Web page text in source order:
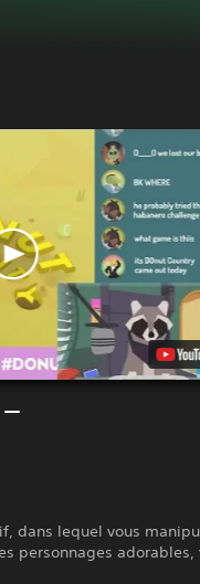
dans lequel vous
personnages adorables,